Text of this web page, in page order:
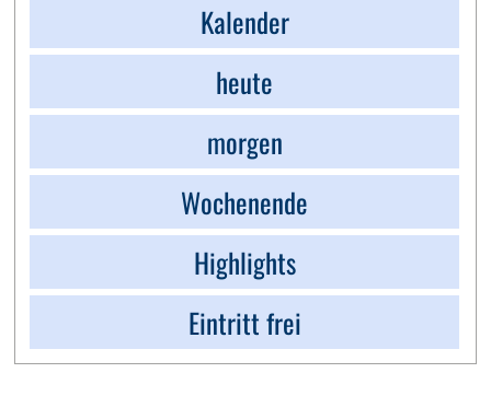
Kalender
heute
morgen
Wochenende
Highlights
Eintritt frei